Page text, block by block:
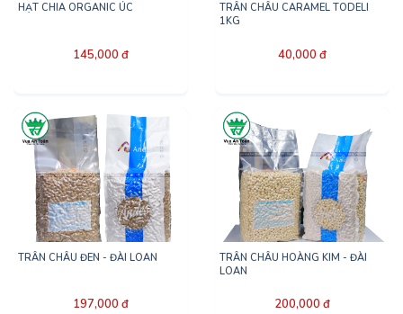
HẠT CHIA ORGANIC ÚC
145,000 đ
TRÂN CHÂU CARAMEL TODELI
1KG
40,000 đ
TRÂN CHÂU ĐEN - ĐÀI LOAN
197,000 đ
TRÂN CHÂU HOÀNG KIM - ĐÀI
LOAN
200,000 đ